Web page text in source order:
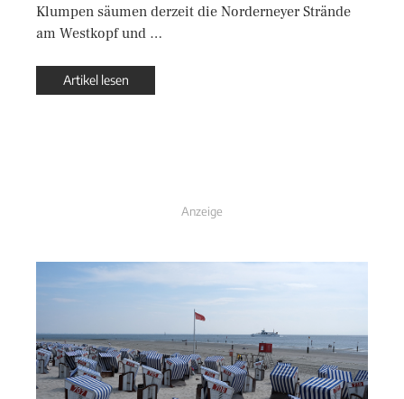
Klumpen säumen derzeit die Norderneyer Strände
am Westkopf und …
Artikel lesen
Anzeige